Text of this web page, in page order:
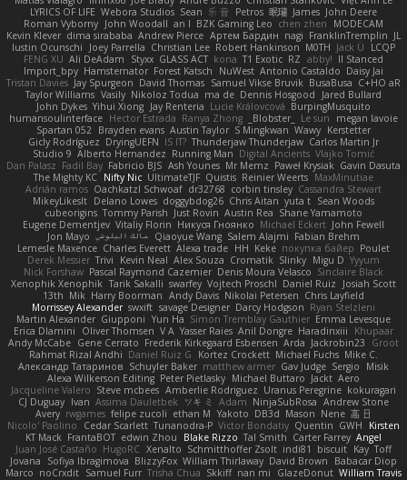
LYRICS OF LIFE Webora Studios Sean 乐 音 Petros 眠瓏 James John Deere
Roman Vyborny John Woodall an l BZK Gaming Leo chen zhen
MODECAM
Kevin Klever dima sirababa Andrew Pierce Артем Бардин nagi FranklinTremplin JL
Iustin Ocunschi
Joey Parrella Christian Lee Robert Hankinson M0TH Jack Ü
LCQP
FENG XU Ali DeAdam Styxx GLASS ACT kona T1 Exotic RZ abby! ll Stanced
Import_bpy Hamsternator Forest Katsch NuWest Antonio Castaldo Daisy Jai
Tristan Davies Jay Spurgeon David Thomas Samuel Vikse Bruvik BusaBusa C+HO aR
Taylor Williams Vasily Nikoloz Todua ma de Dennis Hosgood
Jared Bullard
John Dykes Yihui Xiong Jay Renteria Lucie Královcová BurpingMusquito
humansoulinterface Hector Estrada Ranya Zhong _Blobster_ Le sun
megan lavoie
Spartan 052 Brayden evans Austin Taylor S Mingkwan Wawy Kerstetter
Gicly Rodríguez DryingUEFN IS IT? Thunderjaw Thunderjaw Carlos Martin Jr
Studio 9 Alberto Hernandez Running Man Digital Ancients Vlajko Tomić
Dan Palasz Fadil Bay Fabricio BJS Ash Younes Mr Memz Paweł Krysiak Gavin Dasuta
The Mighty KC Nifty Nic UltimateTJF Quistis Reinier Weerts MaxMinutiae
Adrián ramos Oachkatzl Schwoaf dr32768 corbin tinsley Cassandra Stewart
MikeyLikesIt Delano Lowes doggybdog26 Chris Aitan yuta t Sean Woods
cubeorigins Tommy Parish Just Rovin Austin Rea Shane Yamamoto
Eugene Dementjev Vitaliy Florin Никуся Гноянко Michael Eckert John Fewell
Jon Mayo مالك البلوشي Qiaoyue Wang Salem Alajmi Fabian Brehm
Lemesle Maxence Charles Everett Alexa trade HH Keke покупка байер Poulet
Derek Messier Trivi Kevin Neal Alex Souza Cromatik Slinky Migu D Yyyum
Nick Forshaw Pascal Raymond Cazemier Denis Moura Velasco Sinclaire Black
Xenophik Xenophik Tarik Sakalli swarfey Vojtech Proschl Daniel Ruiz
Josiah Scott
13th Mik Harry Boorman Andy Davis Nikolai Petersen Chris Layfield
Morrissey Alexander swxift savage Designer Darcy Hodgson Ryan Stelzleni
Martin Alexander Giupponi Yun Ha Simon Tremblay Gauthier Emma Levesque
Erica Dlamini
Oliver Thomsen V A Yasser Raies Anil Dongre Haradinxiii
Khupaar
Andy McCabe Gene Cerrato Frederik Kirkegaard Esbensen Arda Jackrobin23
Groot
Rahmat Rizal Andhi Daniel Ruiz G Kortez Crockett Michael Fuchs Mike C.
Александр Татаринов Schuyler Baker matthew armer Gav Judge Sergio
Misik
Alexa Wilkerson Editing Peter Pietlasky Michael Buttaro Jackt Aero
Jacqueline Valero Steve mcbees Amberlie Rodriguez Uranus Peregrine kokuragari
CJ Duguay Ivan Assima Dauletbek ツキ ミ Adam NinjaSubRosa Andrew Stone
Avery rwgames felipe zucoli ethan M Yakoto DB3d Mason Nene 高 日
Nicolo' Paolino
Cedar Scarlett Tunanodra-P Victor Bondatiy Quentin GWH
Kirsten
KT Mack FrantaBOT edwin Zhou Blake Rizzo Tal Smith Carter Farrey Angel
Juan José Castaño HugoRC Xenalto Schmitthoffer Zsolt indi81 biscuit Kay Toff
Jovana
Sofiya Ibragimova BlizzyFox William Thirlaway David Brown
Babacar Diop
Marco noCrxdit Samuel Furr Trisha Chua Skkiff nan mi GlazeDonut William Travis